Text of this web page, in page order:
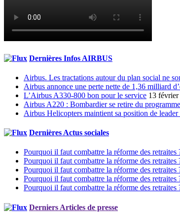
Dernières Infos AIRBUS
Airbus. Les tractations autour du plan social ne
Airbus annonce une perte nette de 1,36 milliard
L’Airbus A330-800 bon pour le service 13
Airbus A220 : Bombardier se retire du programme
Airbus Helicopters maintient sa position de
Dernières Actus sociales
Pourquoi il faut combattre la réforme des retraites
Pourquoi il faut combattre la réforme des retraites
Pourquoi il faut combattre la réforme des retraites
Pourquoi il faut combattre la réforme des retraites
Pourquoi il faut combattre la réforme des retraites
Derniers Articles de presse